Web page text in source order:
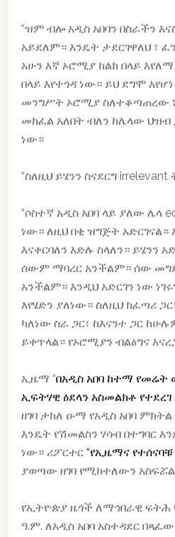
“ዝም ብሎ አዲስ አበባን በስራችን
አይደለም። እንዴት ታደርገዋለህ ፣
አሁን እኛ ኦሮሚያ ከልክ በላይ
በላይ እየተጎዳ ነው። ይህ ደግሞ
መንግሥት ኦሮሚያ ስለተቆጣጠረው
መከፈል አለበት ብለን ከሌላው ህዝብ
ነው።
“ስለዚህ ይሄንን ስናደርግ
“ሶስተኛ አዲስ አበባ ላይ ያለው ሌላ
ነው። ለዚህ በቂ ዝግጅት
እናቀርባለን እድሉ ስላለን። ይሄንን
ሰውም ማባረር አንችልም። ሰው
አንችልም። እንዲህ አድርገን ነው
እየሄድን ያለነው። ስለዚህ ከፈጣሪ
ካለነው ስራ ጋር፣ ከእናንተ ጋር
ይቀጥላል። የኦሮሚያን ብልፅግና
ኢዜማ “በአዲስ አበባ ከተማ የመሬት
ኢፍትሃዊ ዕደላን አስመልክቶ የተደረገ
ዘገባ ታከለ ዑማ የአዲስ አበባ
እንዴት የሽመልስን ሃሳብ በተግባር
ነው። ሪፖርተር “የኢዜማና
ያወጣው ዘገባ የሚከተለውን
የኢትዮጵያ ዜጎች ለማኅበራዊ ፍትሕ
ዓ.ም. ለአዲስ አበባ አስተዳደር